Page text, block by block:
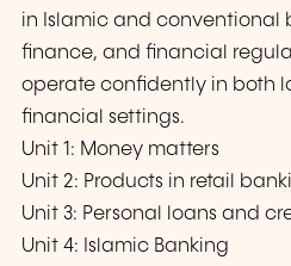
in Islamic and conventional
finance, and financial
operate confidently in both
financial settings.
Unit 1: Money matters
Unit 2: Products in retail
Unit 3: Personal loans and
Unit 4: Islamic Banking